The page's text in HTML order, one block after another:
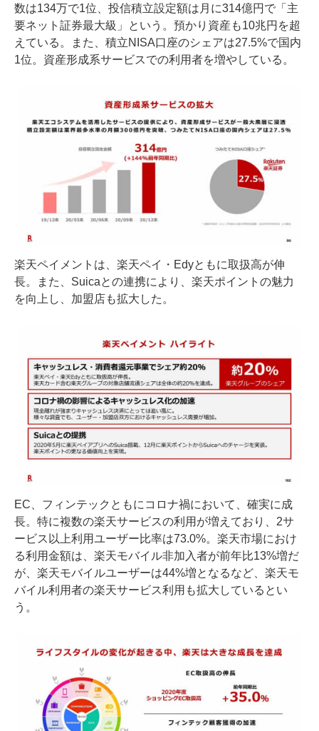
数は134万で1位、投信積立設定額は月に314億円で「主
要ネット証券最大級」という。預かり資産も10兆円を超
えている。また、積立NISA口座のシェアは27.5%で国内
1位。資産形成系サービスでの利用者を増やしている。
楽天ペイメントは、楽天ペイ・Edyともに取扱高が伸
長。また、Suicaとの連携により、楽天ポイントの魅力
を向上し、加盟店も拡大した。
EC、フィンテックともにコロナ禍において、確実に成
長。特に複数の楽天サービスの利用が増えており、2サ
ービス以上利用ユーザー比率は73.0%。楽天市場におけ
る利用金額は、楽天モバイル非加入者が前年比13%増だ
が、楽天モバイルユーザーは44%増となるなど、楽天モ
バイル利用者の楽天サービス利用も拡大しているとい
う。